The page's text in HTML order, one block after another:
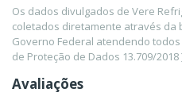
Os dados divulgados de Vere
coletados diretamente através da
Governo Federal atendendo
de Proteção de Dados 13.709/2018
Avaliações